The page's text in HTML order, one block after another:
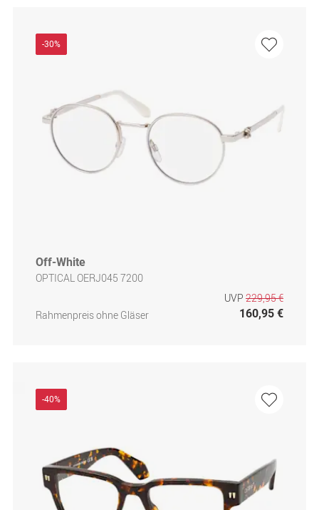
-30%
Off-White
OPTICAL OERJ045 7200
Rahmenpreis ohne Gläser
UVP 229,95 €
160,95 €
-40%